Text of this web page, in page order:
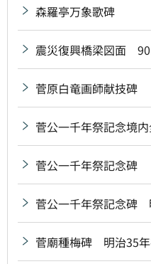
森羅亭万象歌碑
震災復興橋梁図面
菅原白竜画師献技碑
菅公一千年祭記念境
菅公一千年祭記念碑
菅公一千年祭記念碑
菅廟種梅碑 明治35